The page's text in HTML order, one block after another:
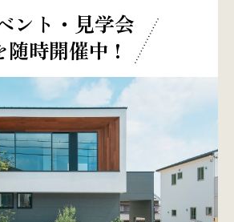
ント・見学会
随時開催中 !